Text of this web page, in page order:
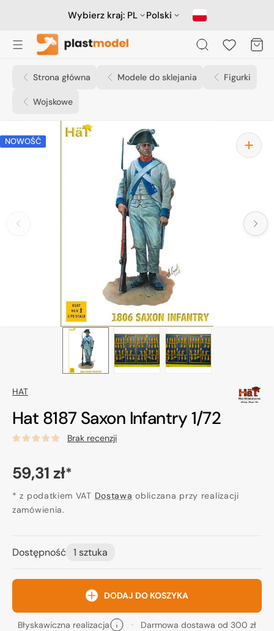
Wybierz kraj: PL Polski
Koszyk
Strona główna Modele do sklejania Figurki
Wojskowe
NOWOŚĆ
Otwórz
media
1
w
widoku
galerii
HAT
Hat 8187 Saxon Infantry 1/72
Brak recenzji
Cena
regularna
59,31 zł*
* z podatkiem VAT Dostawa obliczana przy realizacji
zamówienia.
Dostępność 1 sztuka
DODAJ DO KOSZYKA
Błyskawiczna realizacja
Darmowa dostawa od 300 zł